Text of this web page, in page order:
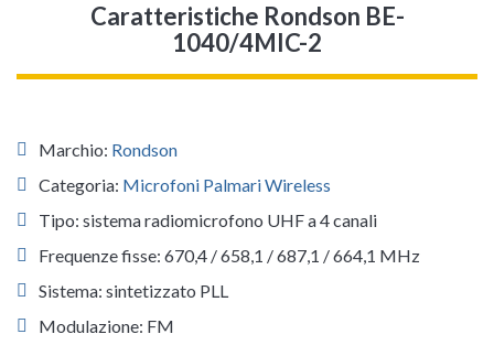
Caratteristiche Rondson BE-
1040/4MIC-2
Marchio: Rondson
Categoria: Microfoni Palmari Wireless
Tipo: sistema radiomicrofono UHF a 4 canali
Frequenze fisse: 670,4 / 658,1 / 687,1 / 664,1 MHz
Sistema: sintetizzato PLL
Modulazione: FM